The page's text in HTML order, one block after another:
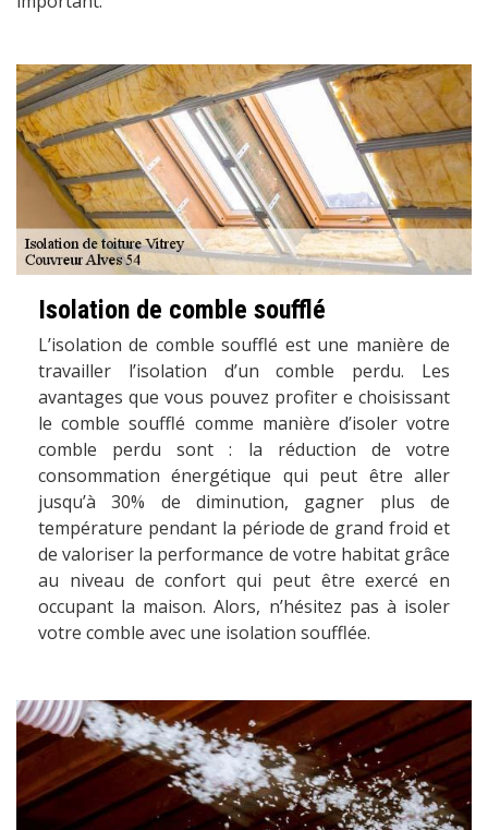
Isolation de comble soufflé
L’isolation de comble soufflé est une manière de
travailler l’isolation d’un comble perdu. Les
avantages que vous pouvez profiter e choisissant
le comble soufflé comme manière d’isoler votre
comble perdu sont : la réduction de votre
consommation énergétique qui peut être aller
jusqu’à 30% de diminution, gagner plus de
température pendant la période de grand froid et
de valoriser la performance de votre habitat grâce
au niveau de confort qui peut être exercé en
occupant la maison. Alors, n’hésitez pas à isoler
votre comble avec une isolation soufflée.